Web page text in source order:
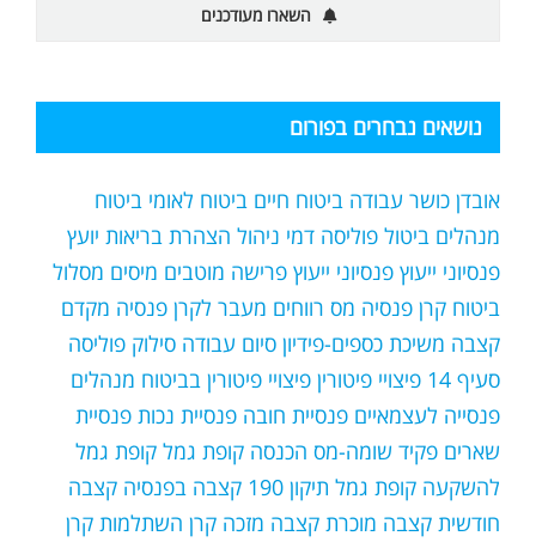
השארו מעודכנים
נושאים נבחרים בפורום
אובדן כושר עבודה ביטוח חיים ביטוח לאומי ביטוח
מנהלים ביטול פוליסה דמי ניהול הצהרת בריאות יועץ
פנסיוני ייעוץ פנסיוני ייעוץ פרישה מוטבים מיסים מסלול
ביטוח קרן פנסיה מס רווחים מעבר לקרן פנסיה מקדם
קצבה משיכת כספים-פידיון סיום עבודה סילוק פוליסה
סעיף 14
פיצויי פיטורין פיצויי פיטורין בביטוח מנהלים
פנסייה לעצמאיים פנסיית חובה פנסיית נכות פנסיית
שארים פקיד שומה-מס הכנסה קופת גמל קופת גמל
להשקעה קופת גמל תיקון 190 קצבה בפנסיה קצבה
חודשית קצבה מוכרת קצבה מזכה קרן השתלמות קרן